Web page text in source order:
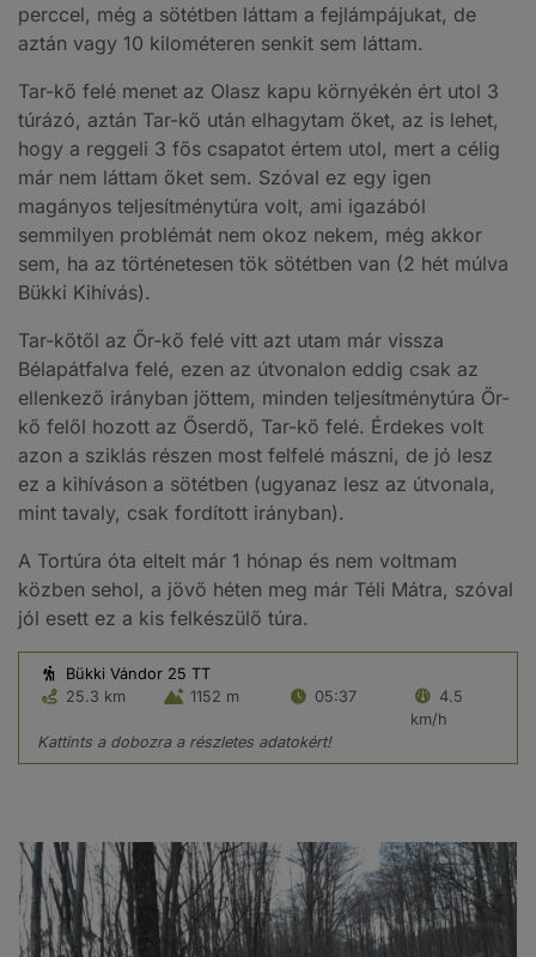
perccel, még a sötétben láttam a fejlámpájukat, de
aztán vagy 10 kilométeren senkit sem láttam.
Tar-kő felé menet az Olasz kapu környékén ért utol 3
túrázó, aztán Tar-kő után elhagytam őket, az is lehet,
hogy a reggeli 3 fős csapatot értem utol, mert a célig
már nem láttam őket sem. Szóval ez egy igen
magányos teljesítménytúra volt, ami igazából
semmilyen problémát nem okoz nekem, még akkor
sem, ha az történetesen tök sötétben van (2 hét múlva
Bükki Kihívás).
Tar-kőtől az Őr-kő felé vitt azt utam már vissza
Bélapátfalva felé, ezen az útvonalon eddig csak az
ellenkező irányban jöttem, minden teljesítménytúra Őr-
kő felől hozott az Őserdő, Tar-kő felé. Érdekes volt
azon a sziklás részen most felfelé mászni, de jó lesz
ez a kihíváson a sötétben (ugyanaz lesz az útvonala,
mint tavaly, csak fordított irányban).
A Tortúra óta eltelt már 1 hónap és nem voltmam
közben sehol, a jövő héten meg már Téli Mátra, szóval
jól esett ez a kis felkészülő túra.
Bükki Vándor 25 TT
25.3 km
1152 m 05:37
4.5
km/h
Kattints a dobozra a részletes adatokért!